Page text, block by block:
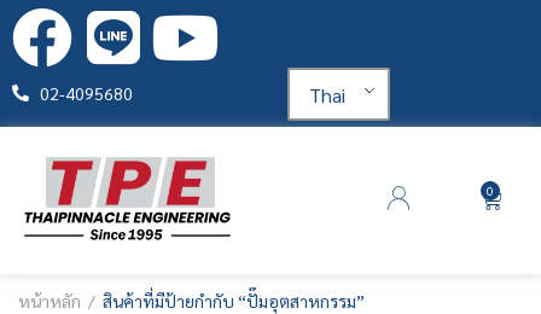
02-4095680 Thai
0
หน้าหลัก สินค้าที่มีป้ายกำกับ “ปั๊มอุตสาหกรรม”